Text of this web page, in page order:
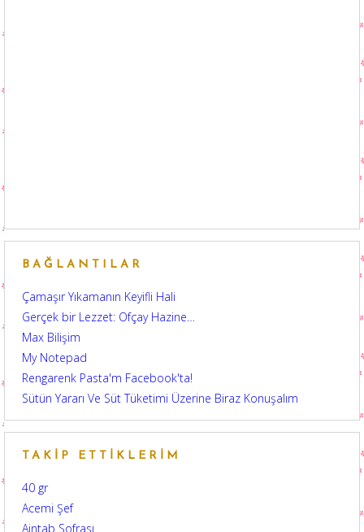
BAĞLANTILAR
Çamaşır Yıkamanın Keyifli Hali
Gerçek bir Lezzet: Ofçay Hazine…
Max Bilişim
My Notepad
Rengarenk Pasta'm Facebook'ta!
Sütün Yararı Ve Süt Tüketimi Üzerine Biraz Konuşalım
TAKIP ETTIKLERIM
40 gr
Acemi Şef
Aintab Sofrası